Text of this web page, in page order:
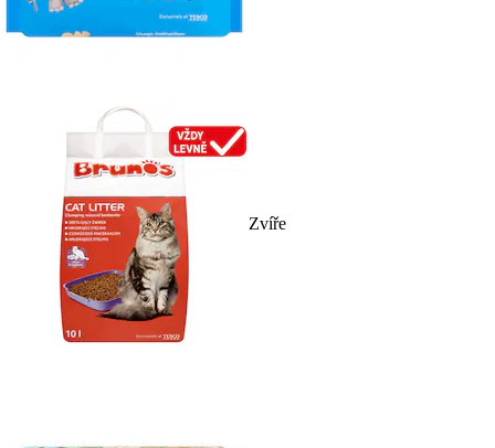
Zvíře